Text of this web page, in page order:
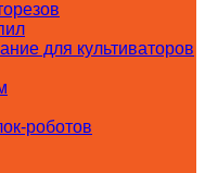
для культиваторов
роботов